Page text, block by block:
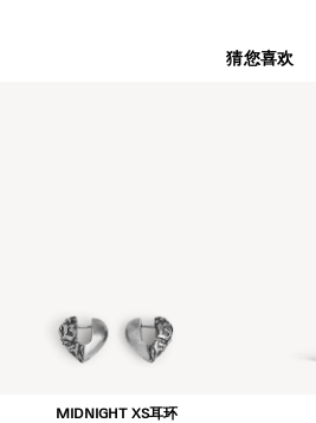
猜您喜欢
MIDNIGHT XS耳环